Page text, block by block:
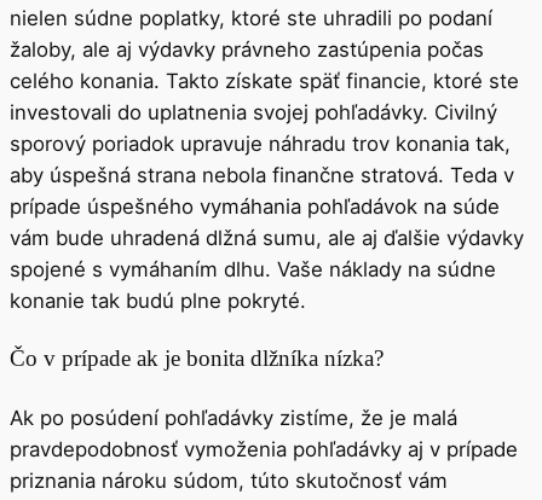
nielen súdne poplatky, ktoré ste uhradili po podaní
žaloby, ale aj výdavky právneho zastúpenia počas
celého konania. Takto získate späť financie, ktoré ste
investovali do uplatnenia svojej pohľadávky. Civilný
sporový poriadok upravuje náhradu trov konania tak,
aby úspešná strana nebola finančne stratová. Teda v
prípade úspešného vymáhania pohľadávok na súde
vám bude uhradená dlžná sumu, ale aj ďalšie výdavky
spojené s vymáhaním dlhu. Vaše náklady na súdne
konanie tak budú plne pokryté.
Čo v prípade ak je bonita dlžníka nízka?
Ak po posúdení pohľadávky zistíme, že je malá
pravdepodobnosť vymoženia pohľadávky aj v prípade
priznania nároku súdom, túto skutočnosť vám